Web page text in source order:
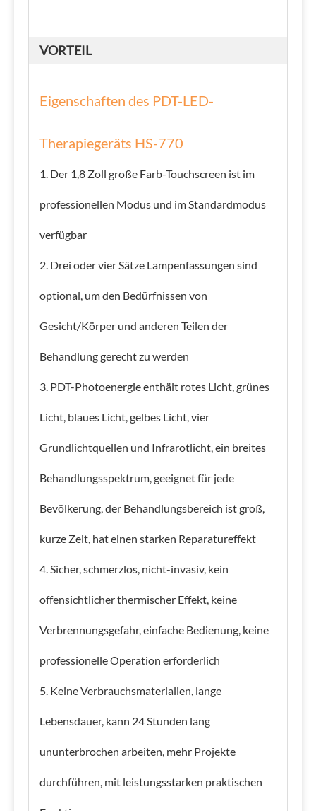
VORTEIL
Eigenschaften des PDT-LED-
Therapiegeräts HS-770
1. Der 1,8 Zoll große Farb-Touchscreen ist im
professionellen Modus und im Standardmodus
verfügbar
2. Drei oder vier Sätze Lampenfassungen sind
optional, um den Bedürfnissen von
Gesicht/Körper und anderen Teilen der
Behandlung gerecht zu werden
3. PDT-Photoenergie enthält rotes Licht, grünes
Licht, blaues Licht, gelbes Licht, vier
Grundlichtquellen und Infrarotlicht, ein breites
Behandlungsspektrum, geeignet für jede
Bevölkerung, der Behandlungsbereich ist groß,
kurze Zeit, hat einen starken Reparatureffekt
4. Sicher, schmerzlos, nicht-invasiv, kein
offensichtlicher thermischer Effekt, keine
Verbrennungsgefahr, einfache Bedienung, keine
professionelle Operation erforderlich
5. Keine Verbrauchsmaterialien, lange
Lebensdauer, kann 24 Stunden lang
ununterbrochen arbeiten, mehr Projekte
durchführen, mit leistungsstarken praktischen